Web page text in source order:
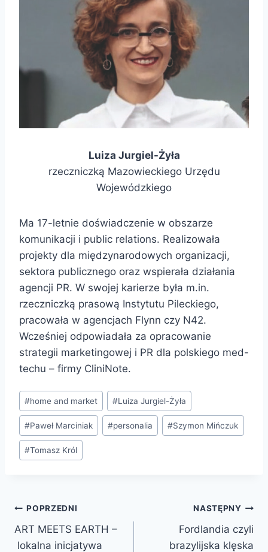
Luiza Jurgiel-Żyła
rzeczniczką Mazowieckiego Urzędu
Wojewódzkiego
Ma 17-letnie doświadczenie w obszarze
komunikacji i public relations. Realizowała
projekty dla międzynarodowych organizacji,
sektora publicznego oraz wspierała działania
agencji PR. W swojej karierze była m.in.
rzeczniczką prasową Instytutu Pileckiego,
pracowała w agencjach Flynn czy N42.
Wcześniej odpowiadała za opracowanie
strategii marketingowej i PR dla polskiego med-
techu – firmy CliniNote.
#home and market #Luiza Jurgiel-Żyła
#Paweł Marciniak #personalia #Szymon Mińczuk
#Tomasz Król
POPRZEDNI
ART MEETS EARTH –
lokalna inicjatywa
NASTĘPNY
Fordlandia czyli
brazylijska klęska